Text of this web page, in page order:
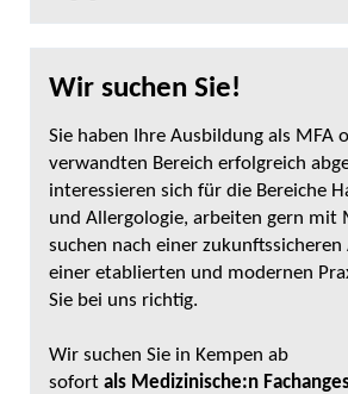
Wir suchen Sie!
Sie haben Ihre Ausbildung als MFA
verwandten Bereich erfolgreich
interessieren sich für die Bereiche
und Allergologie, arbeiten gern mit
suchen nach einer
einer etablierten und modernen
Sie bei uns richtig.
Wir suchen Sie in Kempen ab
sofort als Medizinische:n